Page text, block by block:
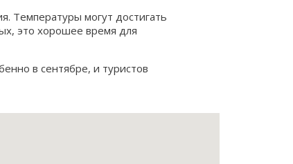
Температуры могут достигать
это хорошее время для
в сентябре, и туристов